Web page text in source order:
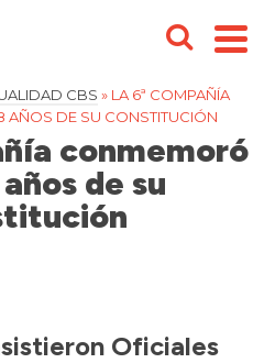
CBS » LA 6ª COMPAÑÍA
AÑOS DE SU CONSTITUCIÓN
conmemoró
de su
Oficiales